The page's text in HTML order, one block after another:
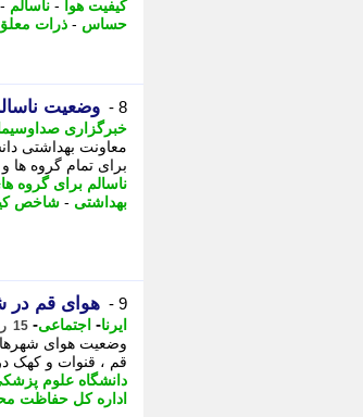
کیفیت هوا
- ناسالم -
حساس - ذرات
8 - وضعیت ناسالم
خبرگزاری
معاونت بهداشتی
برای تمام گروه ها
ناسالم برای گروه
بهداشتی - شاخص
9 - هوای قم در
ایرنا- اجتماعی- 15 روز پیش - پنجشنبه 1 مرداد 1405، 12:55
وضعیت هوای
قم ، قنوات و کهک
دانشگاه علوم
اداره کل حفاظت